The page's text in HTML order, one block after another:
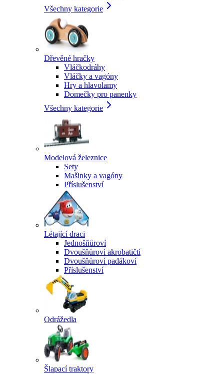
Všechny kategorie
Dřevěné hračky
Vláčkodráhy
Vláčky a vagóny
Hry a hlavolamy
Domečky pro panenky
Všechny kategorie
Modelová železnice
Sety
Mašinky a vagóny
Příslušenství
Létající draci
Jednošňůroví
Dvoušňůroví akrobatičtí
Dvoušňůroví padákoví
Příslušenství
Odrážedla
Šlapací traktory